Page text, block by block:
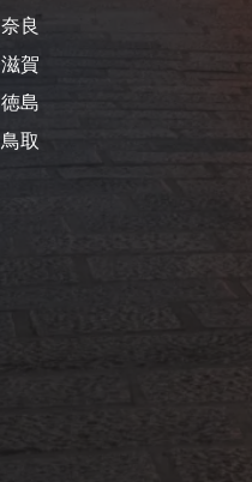
奈良
滋賀
徳島
鳥取